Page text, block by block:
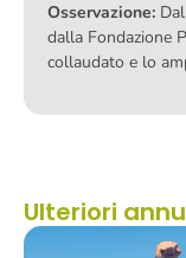
Osservazione:
dalla Fondazione
collaudato e lo
Ulteriori